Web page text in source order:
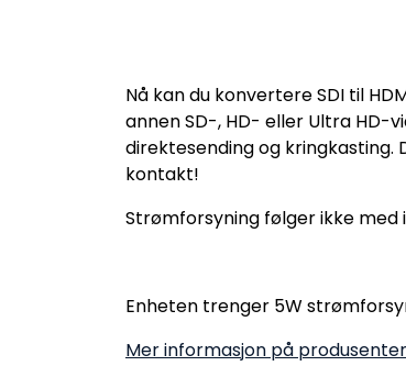
Nå kan du konvertere SDI til
annen SD-, HD- eller Ultra
direktesending og kringkasting.
kontakt!
Strømforsyning følger ikke med
Enheten trenger 5W
Mer informasjon på